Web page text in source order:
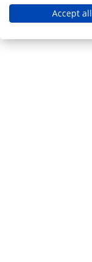
Accept all